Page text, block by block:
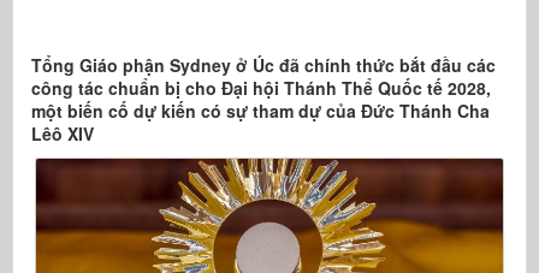
Tổng Giáo phận Sydney ở Úc đã chính thức bắt đầu các
công tác chuẩn bị cho Đại hội Thánh Thể Quốc tế 2028,
một biến cố dự kiến có sự tham dự của Đức Thánh Cha
Lêô XIV